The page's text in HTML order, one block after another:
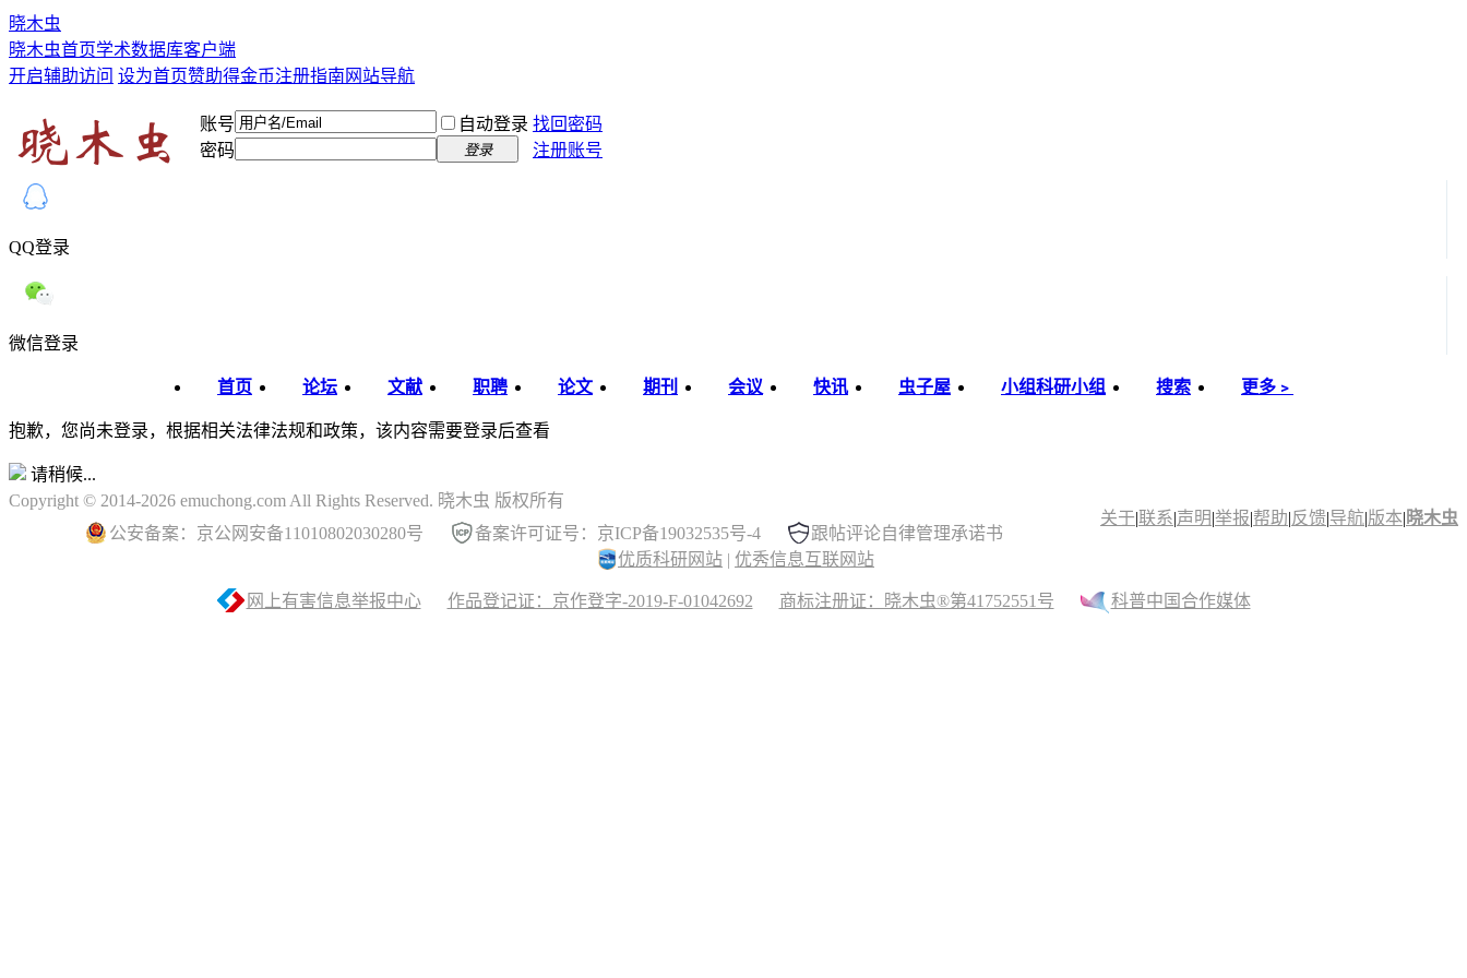
晓木虫
晓木虫首页学术数据库客户端
开启辅助访问 设为首页赞助得金币注册指南 网站导航
账号 自动登录 找回密码
密码
登录 注册账号
QQ登录
微信登录
首页 论坛 文献 职聘 论文 期刊 会议 快讯 虫子屋 小组科研小组 搜索 更多﹥
抱歉，您尚未登录，根据相关法律法规和政策，该内容需要登录后查看
请稍候...
关于|联系|声明|举报|帮助|反馈|导航|版本| 晓木虫
Copyright © 2014-2026 emuchong.com All Rights Reserved. 晓木虫 版权所有
公安备案：京公网安备11010802030280号
备案许可证号：京ICP备19032535号-4
跟帖评论自律管理承诺书
优质科研网站 | 优秀信息互联网站
网上有害信息举报中心 作品登记证：京作登字-2019-F-01042692 商标注册证：晓木虫®第41752551号 科普中国合作媒体